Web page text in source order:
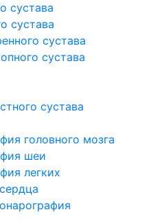
сустава
сустава
сустава
сустава
сустава
головного мозга
шеи
легких